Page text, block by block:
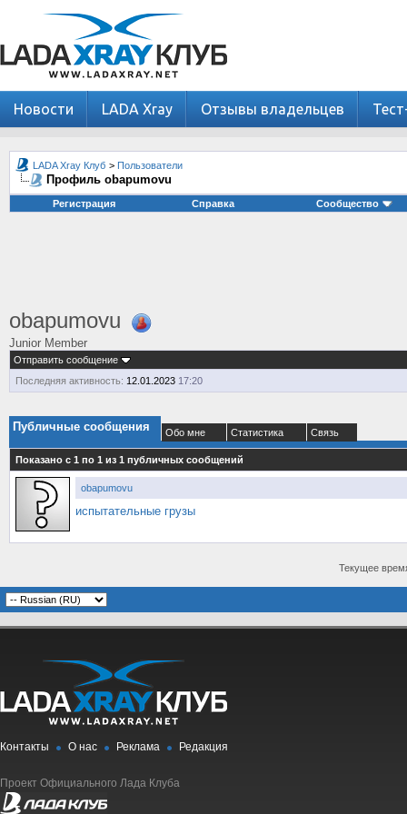
Новости LADA Xray Отзывы владельцев
LADA Xray Клуб > Пользователи
Профиль obapumovu
Регистрация Справка Сообщество
obapumovu
Junior Member
Отправить сообщение
Последняя активность: 12.01.2023 17:20
Публичные сообщения Обо мне Статистика Связь
Показано с 1 по 1 из 1 публичных сообщений
obapumovu
испытательные грузы
Текущее
Контакты О нас Реклама Редакция
Проект Официального Лада Клуба